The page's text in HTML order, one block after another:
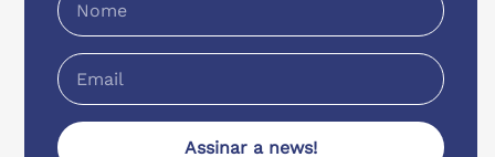
Assinar a news!